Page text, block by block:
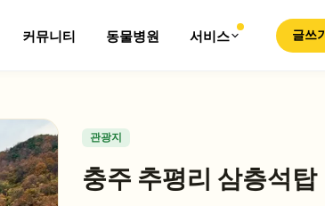
커뮤니티 동물병원 서비스 글쓰기
관광지
충주 추평리 삼층석탑